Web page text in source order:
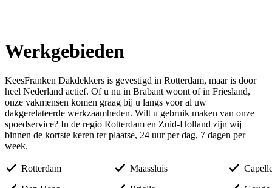
Werkgebieden
KeesFranken Dakdekkers is gevestigd in Rotterdam, maar is door
heel Nederland actief. Of u nu in Brabant woont of in Friesland,
onze vakmensen komen graag bij u langs voor al uw
dakgerelateerde werkzaamheden. Wilt u gebruik maken van onze
spoedservice? In de regio Rotterdam en Zuid-Holland zijn wij
binnen de kortste keren ter plaatse, 24 uur per dag, 7 dagen per
week.
Rotterdam
Maassluis